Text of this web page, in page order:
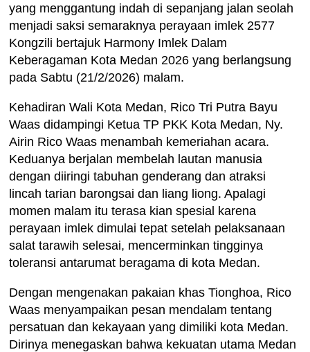
yang menggantung indah di sepanjang jalan seolah
menjadi saksi semaraknya perayaan imlek 2577
Kongzili bertajuk Harmony Imlek Dalam
Keberagaman Kota Medan 2026 yang berlangsung
pada Sabtu (21/2/2026) malam.
Kehadiran Wali Kota Medan, Rico Tri Putra Bayu
Waas didampingi Ketua TP PKK Kota Medan, Ny.
Airin Rico Waas menambah kemeriahan acara.
Keduanya berjalan membelah lautan manusia
dengan diiringi tabuhan genderang dan atraksi
lincah tarian barongsai dan liang liong. Apalagi
momen malam itu terasa kian spesial karena
perayaan imlek dimulai tepat setelah pelaksanaan
salat tarawih selesai, mencerminkan tingginya
toleransi antarumat beragama di kota Medan.
Dengan mengenakan pakaian khas Tionghoa, Rico
Waas menyampaikan pesan mendalam tentang
persatuan dan kekayaan yang dimiliki kota Medan.
Dirinya menegaskan bahwa kekuatan utama Medan